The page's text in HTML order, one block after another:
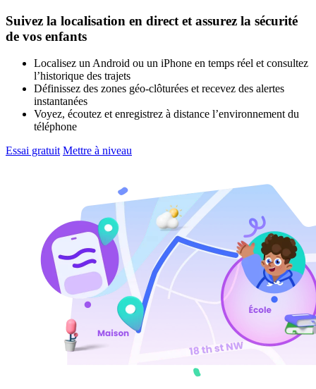
Suivez la localisation en direct et assurez la sécurité
de vos enfants
Localisez un Android ou un iPhone en temps réel et consultez
l’historique des trajets
Définissez des zones géo-clôturées et recevez des alertes
instantanées
Voyez, écoutez et enregistrez à distance l’environnement du
téléphone
Essai gratuit Mettre à niveau